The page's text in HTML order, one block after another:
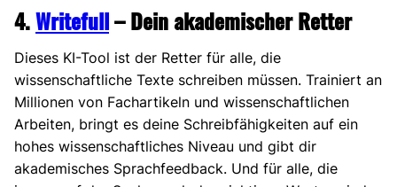
4.Writefull– Dein akademischer Retter
Dieses KI-Tool ist der Retter für alle, die
wissenschaftliche Texte schreiben müssen. Trainiert an
Millionen von Fachartikeln und wissenschaftlichen
Arbeiten, bringt es deine Schreibfähigkeiten auf ein
hohes wissenschaftliches Niveau und gibt dir
akademisches Sprachfeedback. Und für alle, die